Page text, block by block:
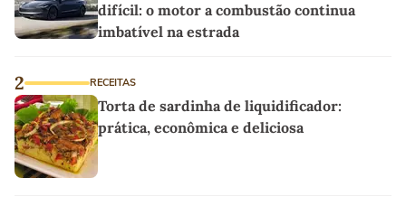
difícil: o motor a combustão continua
imbatível na estrada
2 RECEITAS
Torta de sardinha de liquidificador:
prática, econômica e deliciosa